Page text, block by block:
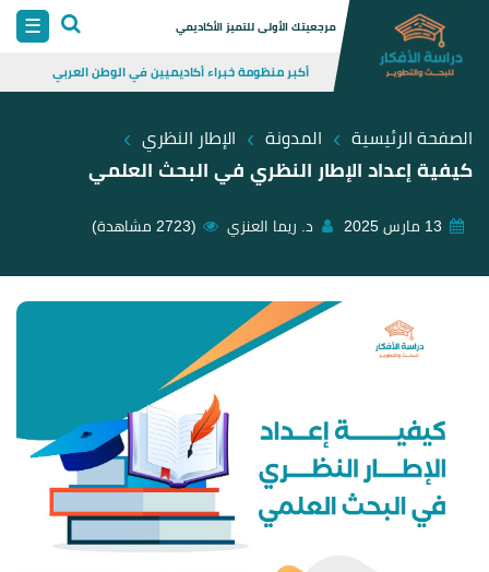
Skip
☰ مرجعيتك الأولى للتميز الأكاديمي
أكبر منظومة خبراء أكاديميين في الوطن العربي
الصفحة الرئيسية › المدونة › الإطار النظري ›
كيفية إعداد الإطار النظري في البحث العلمي
د. ريما العنزي (2723 مشاهدة)